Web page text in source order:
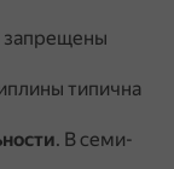
запрещены
типична
. В семи-